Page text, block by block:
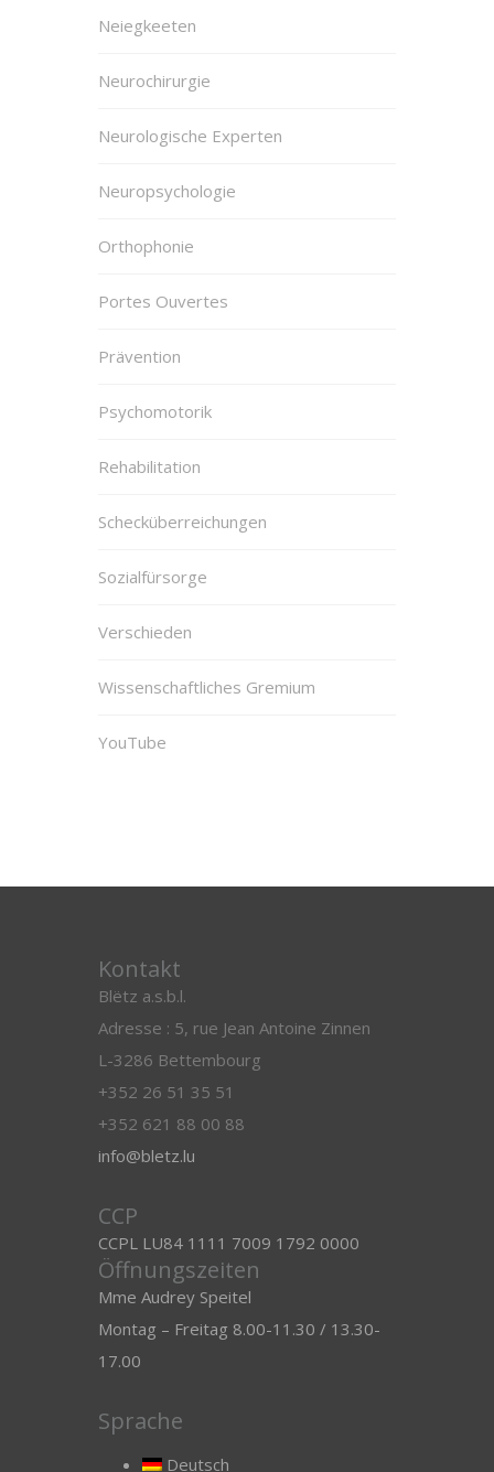
Neiegkeeten
Neurochirurgie
Neurologische Experten
Neuropsychologie
Orthophonie
Portes Ouvertes
Prävention
Psychomotorik
Rehabilitation
Schecküberreichungen
Sozialfürsorge
Verschieden
Wissenschaftliches Gremium
YouTube
Kontakt
Blëtz a.s.b.l.
Adresse : 5, rue Jean Antoine Zinnen
L-3286 Bettembourg
+352 26 51 35 51
+352 621 88 00 88
info@bletz.lu
CCP
CCPL LU84 1111 7009 1792 0000
Öffnungszeiten
Mme Audrey Speitel
Montag – Freitag 8.00-11.30 / 13.30-
17.00
Sprache
Deutsch